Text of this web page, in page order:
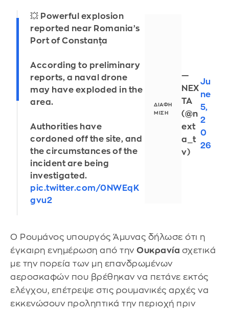
💥 Powerful explosion
reported near Romania’s
Port of Constanța
According to preliminary
reports, a naval drone
may have exploded in the
area.
Authorities have
cordoned off the site, and
the circumstances of the
incident are being
investigated.
pic.twitter.com/0NWEqK
gvu2
—
NEX
TA
(@n
ext
a_t
v)
Ju
ne
5,
2
0
26
Ο Ρουμάνος υπουργός Άμυνας δήλωσε ότι η
έγκαιρη ενημέρωση από την Ουκρανία σχετικά
με την πορεία των μη επανδρωμένων
αεροσκαφών που βρέθηκαν να πετάνε εκτός
ελέγχου, επέτρεψε στις ρουμανικές αρχές να
εκκενώσουν προληπτικά την περιοχή πριν